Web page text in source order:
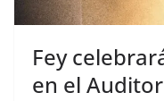
Fey
en el